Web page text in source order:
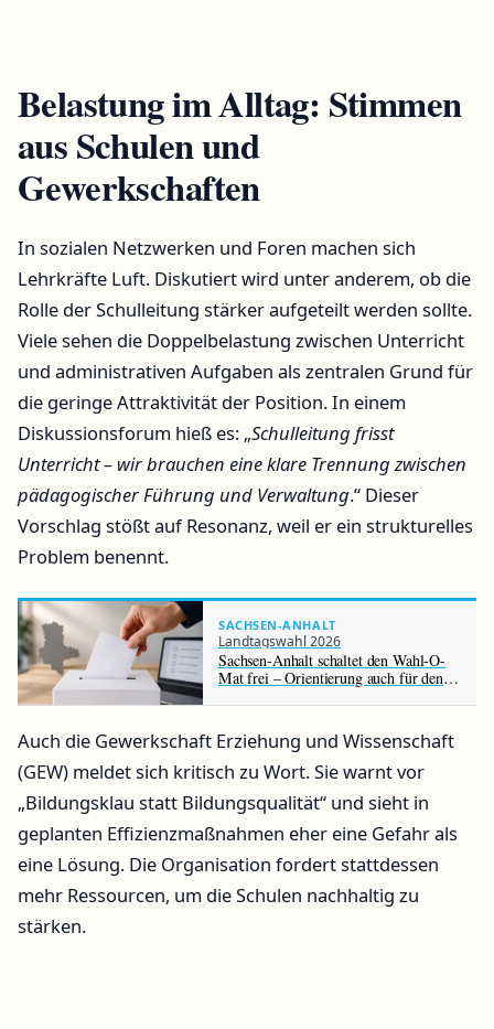
Belastung im Alltag: Stimmen
aus Schulen und
Gewerkschaften
In sozialen Netzwerken und Foren machen sich
Lehrkräfte Luft. Diskutiert wird unter anderem, ob die
Rolle der Schulleitung stärker aufgeteilt werden sollte.
Viele sehen die Doppelbelastung zwischen Unterricht
und administrativen Aufgaben als zentralen Grund für
die geringe Attraktivität der Position. In einem
Diskussionsforum hieß es: „Schulleitung frisst
Unterricht – wir brauchen eine klare Trennung zwischen
pädagogischer Führung und Verwaltung.“ Dieser
Vorschlag stößt auf Resonanz, weil er ein strukturelles
Problem benennt.
SACHSEN-ANHALT
Landtagswahl 2026
Sachsen-Anhalt schaltet den Wahl-O-
Mat frei – Orientierung auch für den
Auch die Gewerkschaft Erziehung und Wissenschaft
(GEW) meldet sich kritisch zu Wort. Sie warnt vor
„Bildungsklau statt Bildungsqualität“ und sieht in
geplanten Effizienzmaßnahmen eher eine Gefahr als
eine Lösung. Die Organisation fordert stattdessen
mehr Ressourcen, um die Schulen nachhaltig zu
stärken.